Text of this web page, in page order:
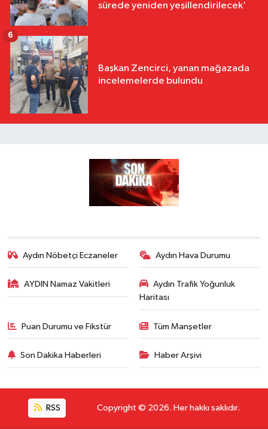
sürede yeniden yeşillendirilecek'
Başkan Zencirci, yanan mağazada
incelemelerde bulundu
6
Aydın Nöbetçi Eczaneler Aydın Hava Durumu
AYDIN Namaz Vakitleri
Aydın Trafik Yoğunluk
Haritası
Puan Durumu ve Fikstür Tüm Manşetler
Son Dakika Haberleri Haber Arşivi
RSS Copyright © 2026. Her hakkı saklıdır.